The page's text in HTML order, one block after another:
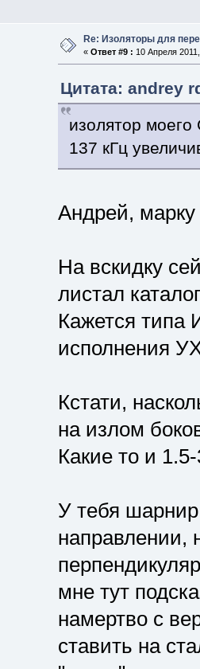
Re: Изоляторы для
« Ответ #9 : 10 Апреля
Цитата: andrey
изолятор
137 кГц
Андрей,
На вскидку
листал
Кажется типа
исполнения
Кстати,
на излом
Какие то и
У тебя шарнир
направлении,
мне тут
намертво с
ставить на